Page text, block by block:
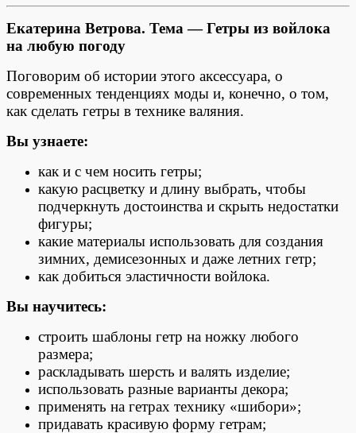
Екатерина Ветрова. Тема — Гетры из войлока
на любую погоду
Поговорим об истории этого аксессуара, о
современных тенденциях моды и, конечно, о том,
как сделать гетры в технике валяния.
Вы узнаете:
как и с чем носить гетры;
какую расцветку и длину выбрать, чтобы
подчеркнуть достоинства и скрыть недостатки
фигуры;
какие материалы использовать для создания
зимних, демисезонных и даже летних гетр;
как добиться эластичности войлока.
Вы научитесь:
строить шаблоны гетр на ножку любого
размера;
раскладывать шерсть и валять изделие;
использовать разные варианты декора;
применять на гетрах технику «шибори»;
придавать красивую форму гетрам;